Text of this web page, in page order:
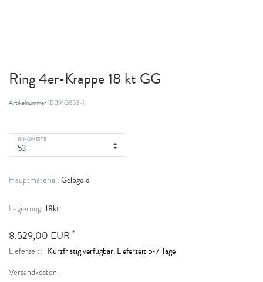
Ring 4er-Krappe 18 kt GG
Artikelnummer1BB91G853-1
RINGWEITE
Hauptmaterial: Gelbgold
Legierung: 18kt
8.529,00 EUR *
Lieferzeit: Kurzfristig verfügbar, Lieferzeit 5-7 Tage
Versandkosten